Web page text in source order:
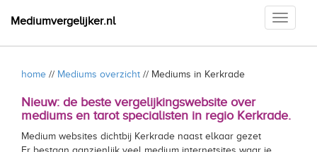
Toggle
Mediumvergelijker.nl
home // Mediums overzicht // Mediums in Kerkrade
Nieuw: de beste vergelijkingswebsite over
mediums en tarot specialisten in regio Kerkrade.
Medium websites dichtbij Kerkrade naast elkaar gezet